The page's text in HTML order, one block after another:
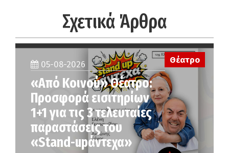
Σχετικά Άρθρα
Θέατρο
05-08-2026
«Από Κοινού» Θέατρο:
Προσφορά εισιτηρίων
1+1 για τις 3 τελευταίες
παραστάσεις του
«Stand-upάντεχα»